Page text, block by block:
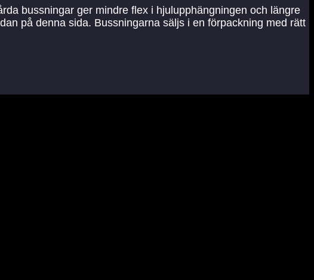
bussningar ger mindre flex i hjulupphängningen och längre
på denna sida. Bussningarna säljs i en förpackning med rätt